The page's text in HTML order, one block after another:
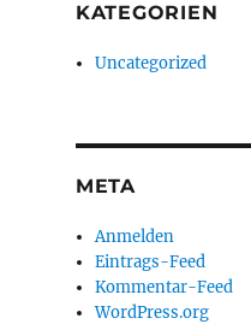
KATEGORIEN
Uncategorized
META
Anmelden
Eintrags-Feed
Kommentar-Feed
WordPress.org